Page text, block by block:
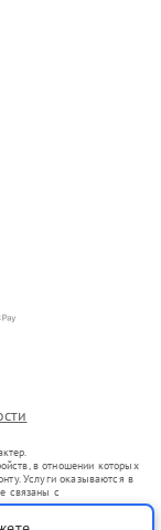
в отношении которых
Услуги оказываются в
связаны с
оборот в соответствии